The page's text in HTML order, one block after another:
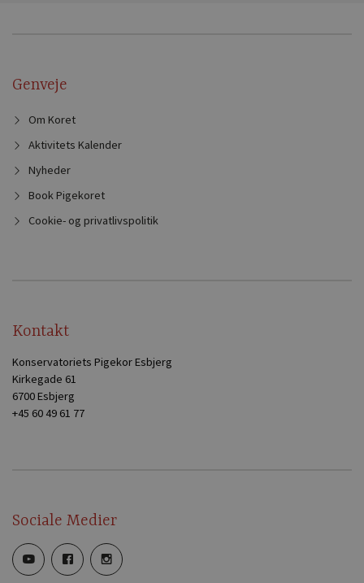
Genveje
Om Koret
Aktivitets Kalender
Nyheder
Book Pigekoret
Cookie- og privatlivspolitik
Kontakt
Konservatoriets Pigekor Esbjerg
Kirkegade 61
6700 Esbjerg
+45 60 49 61 77
Sociale Medier